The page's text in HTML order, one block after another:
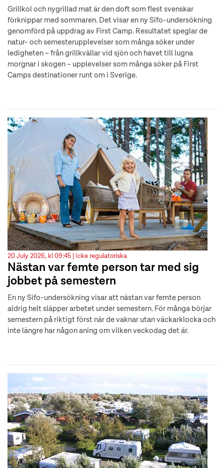
Grillkol och nygrillad mat är den doft som flest svenskar
förknippar med sommaren. Det visar en ny Sifo-undersökning
genomförd på uppdrag av First Camp. Resultatet speglar de
natur- och semesterupplevelser som många söker under
ledigheten – från grillkvällar vid sjön och havet till lugna
morgnar i skogen – upplevelser som många söker på First
Camps destinationer runt om i Sverige.
20 July 2026, kl 09:45 | Icke regulatoriska
Nästan var femte person tar med sig
jobbet på semestern
En ny Sifo-undersökning visar att nästan var femte person
aldrig helt släpper arbetet under semestern. För många börjar
semestern på riktigt först när de vaknar utan väckarklocka och
inte längre har någon aning om vilken veckodag det är.